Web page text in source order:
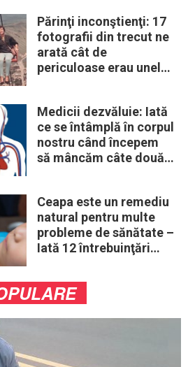
Părinţi inconştienţi: 17
fotografii din trecut ne
arată cât de
periculoase erau unele
Medicii dezvăluie: Iată
ce se întâmplă în corpul
nostru când începem
să mâncăm câte două
Ceapa este un remediu
natural pentru multe
probleme de sănătate –
Iată 12 întrebuinţări